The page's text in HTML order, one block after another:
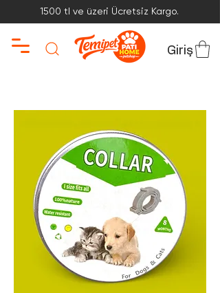
1500 tl ve üzeri Ücretsiz Kargo.
Giriş